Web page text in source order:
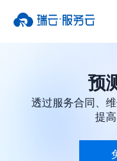
预
透过服务合同、
提